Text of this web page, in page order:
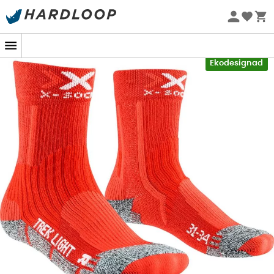
Sommarerbjudanden 🔥 -5 % EXTRA vid köp av 2 produkter*
Ekodesignad
När hela familjen ger sig ut på vandring är det viktigt att
de yngsta känner sig bekväma för att garantera en